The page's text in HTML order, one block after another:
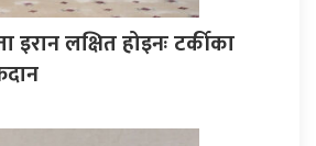
इरान लक्षित होइनः टर्कीका